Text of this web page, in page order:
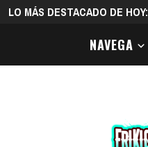
LO MÁS DESTACADO DE HOY:
NAVEGA